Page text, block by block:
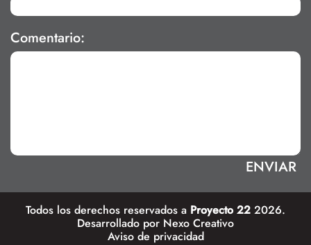
Comentario:
Todos los derechos reservados a Proyecto 22 2026.
Desarrollado por Nexo Creativo
Aviso de privacidad